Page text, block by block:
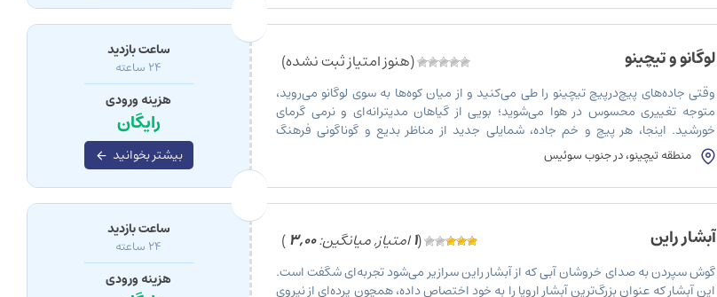
لوگانو و تیچینو (هنوز امتیاز ثبت نشده)
وقتی جاده‌های پیچ‌درپیچ تیچینو را طی می‌کنید و از میان کوه‌ها به سوی لوگانو می‌روید،
متوجه تغییری محسوس در هوا می‌شوید؛ بویی از گیاهان مدیترانه‌ای و نرمی گرمای
خورشید. اینجا، هر پیچ و خم جاده، شمایلی جدید از مناظر بدیع و گوناگونی فرهنگ
سوئیس به شما نشان می‌دهد. لوگانو، دومین شهر بزرگ تیچینو و از […]
منطقه تیچینو، در جنوب سوئیس
ساعت بازدید
24 ساعته
هزینه ورودی
رایگان
بیشتر بخوانید
آبشار راین (
1امتیاز, میانگین:3,00
)
گوش سپردن به صدای خروشان آبی که از آبشار راین سرازیر می‌شود تجربه‌ای شگفت است.
این آبشار که عنوان بزرگ‌ترین آبشار اروپا را به خود اختصاص داده، همچون پرده‌ای از نیروی
ساعت بازدید
24 ساعته
هزینه ورودی